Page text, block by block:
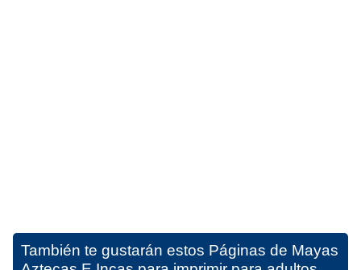
También te gustarán estos Páginas de Mayas